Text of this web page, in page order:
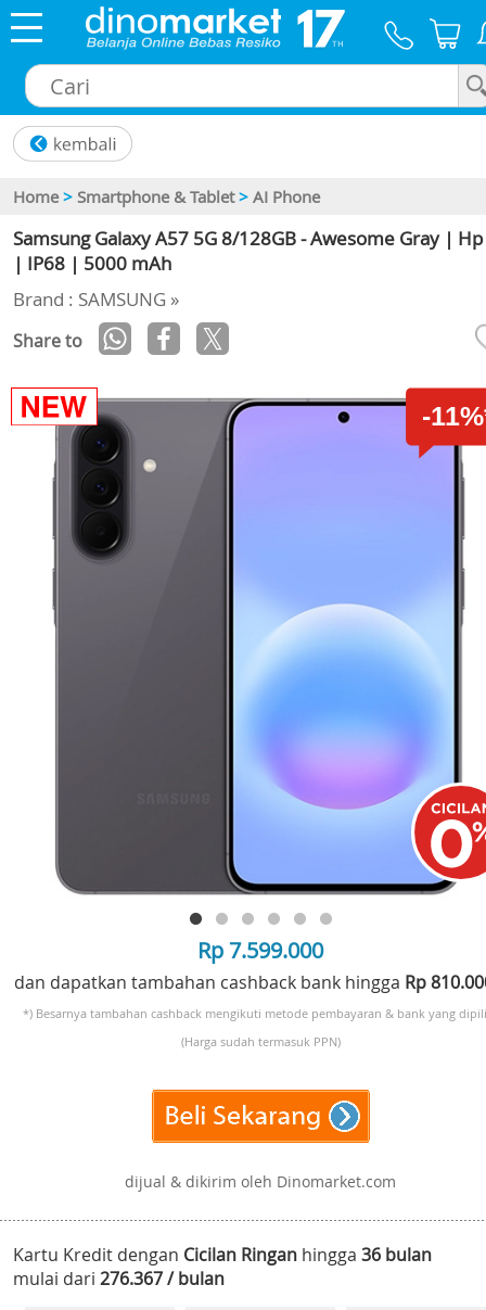
Home > Smartphone & Tablet > AI Phone
Samsung Galaxy A57 5G 8/128GB - Awesome Gray |
| IP68 | 5000 mAh
Brand : SAMSUNG »
Share to
-
Rp 7.599.000
dan dapatkan tambahan cashback bank hingga Rp
*) Besarnya tambahan cashback mengikuti metode pembayaran & bank yang
(Harga sudah termasuk PPN)
dijual & dikirim oleh Dinomarket.com
Kartu Kredit dengan Cicilan Ringan hingga 36 bulan
mulai dari 276.367 / bulan